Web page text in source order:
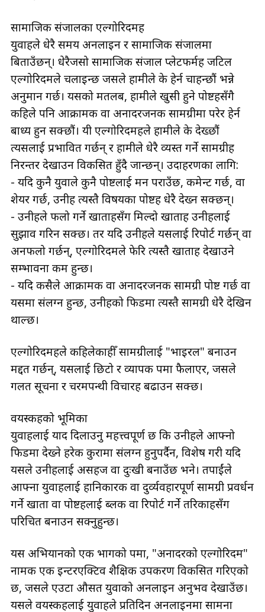
सामाजिक संजालका एल्गोरिदमहरू
युवाहरूले धेरै समय अनलाइन र सामाजिक संजालमा
बिताउँछन्। धेरैजसो सामाजिक संजाल प्लेटफर्महरू जटिल
एल्गोरिदमले चलाइन्छ जसले हामीले के हेर्न चाहन्छौं भन्ने
अनुमान गर्छ। यसको मतलब, हामीले खुसी हुने पोष्टहरूसँगै
कहिले पनि आक्रामक वा अनादरजनक सामग्रीमा परेर हेर्न
बाध्य हुन सक्छौं। यी एल्गोरिदमहरूले हामीले के देख्छौं
त्यसलाई प्रभावित गर्छन् र हामीले धेरै व्यस्त गर्ने सामग्रीहरू
निरन्तर देखाउन विकसित हुँदै जान्छन्। उदाहरणका लागि:
- यदि कुनै युवाले कुनै पोष्टलाई मन पराउँछ, कमेन्ट गर्छ, वा
शेयर गर्छ, उनीहरू त्यस्तै विषयका पोष्टहरू धेरै देख्न सक्छन्।
- उनीहरूले फलो गर्ने खाताहरूसँग मिल्दो खाताहरू उनीहरूलाई
सुझाव गरिन सक्छ। तर यदि उनीहरूले यसलाई रिपोर्ट गर्छन् वा
अनफलो गर्छन्, एल्गोरिदमले फेरि त्यस्तै खाताहरू देखाउने
सम्भावना कम हुन्छ।
- यदि कसैले आक्रामक वा अनादरजनक सामग्री पोष्ट गर्छ वा
यसमा संलग्न हुन्छ, उनीहरूको फिडमा त्यस्तै सामग्री धेरै देखिन
थाल्छ।
एल्गोरिदमहरूले कहिलेकाहीँ सामग्रीलाई "भाइरल" बनाउन
मद्दत गर्छन्, यसलाई छिटो र व्यापक रूपमा फैलाएर, जसले
गलत सूचना र चरमपन्थी विचारहरू बढाउन सक्छ।
वयस्कहरूको भूमिका
युवाहरूलाई याद दिलाउनु महत्त्वपूर्ण छ कि उनीहरूले आफ्नो
फिडमा देख्ने हरेक कुरामा संलग्न हुनुपर्दैन, विशेष गरी यदि
यसले उनीहरूलाई असहज वा दुःखी बनाउँछ भने। तपाईंले
आफ्ना युवाहरूलाई हानिकारक वा दुर्व्यवहारपूर्ण सामग्री प्रवर्धन
गर्ने खाता वा पोष्टहरूलाई ब्लक वा रिपोर्ट गर्ने तरिकाहरूसँग
परिचित बनाउन सक्नुहुन्छ।
यस अभियानको एक भागको रूपमा, "अनादरको एल्गोरिदम"
नामक एक इन्टरएक्टिव शैक्षिक उपकरण विकसित गरिएको
छ, जसले एउटा औसत युवाको अनलाइन अनुभव देखाउँछ।
यसले वयस्कहरूलाई युवाहरूले प्रतिदिन अनलाइनमा सामना